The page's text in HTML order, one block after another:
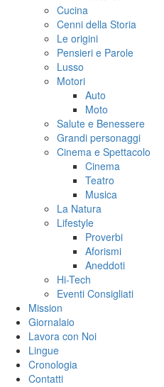
Cucina
Cenni della Storia
Le origini
Pensieri e Parole
Lusso
Motori
Auto
Moto
Salute e Benessere
Grandi personaggi
Cinema e Spettacolo
Cinema
Teatro
Musica
La Natura
Lifestyle
Proverbi
Aforismi
Aneddoti
Hi-Tech
Eventi Consigliati
Mission
Giornalaio
Lavora con Noi
Lingue
Cronologia
Contatti